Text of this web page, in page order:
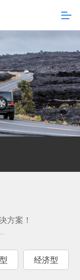
方案！
经济型